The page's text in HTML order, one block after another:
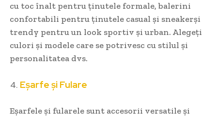
cu toc înalt pentru ținutele formale, balerini
confortabili pentru ținutele casual și sneakerși
trendy pentru un look sportiv și urban. Alegeți
culori și modele care se potrivesc cu stilul și
personalitatea dvs.
Eșarfe și Fulare
Eșarfele și fularele sunt accesorii versatile și